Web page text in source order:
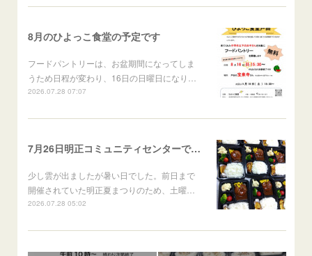
8月のひよっこ食堂の予定です
フードパントリーは、お盆期間になってしま
うため日程が変わり、16日の日曜日になり…
2026.07.28 07:07
7月26日明正コミュニティセンターでひよっこ食堂しました
少し雲が出ましたが暑い日でした。前日まで
開催されていた明正夏まつりのため、土曜…
2026.07.28 05:02